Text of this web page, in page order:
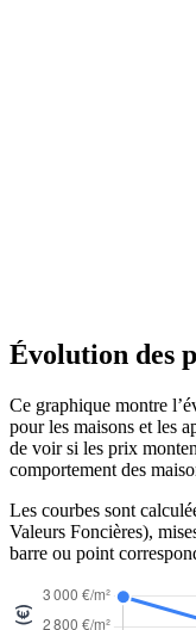
Évolution des
Ce graphique montre
pour les maisons et les
de voir si les prix
comportement des
Les courbes sont
Valeurs Foncières),
barre ou point